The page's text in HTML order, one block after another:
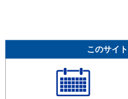
モバイルサイト
区役所フロアマップ
このサイ